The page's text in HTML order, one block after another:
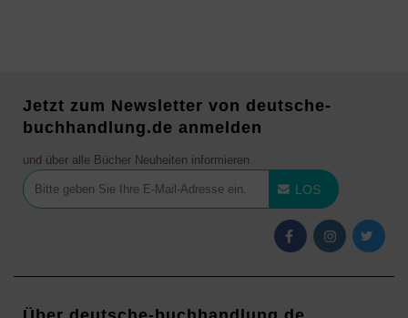
Jetzt zum Newsletter von deutsche-
buchhandlung.de anmelden
und über alle Bücher Neuheiten informieren
LOS